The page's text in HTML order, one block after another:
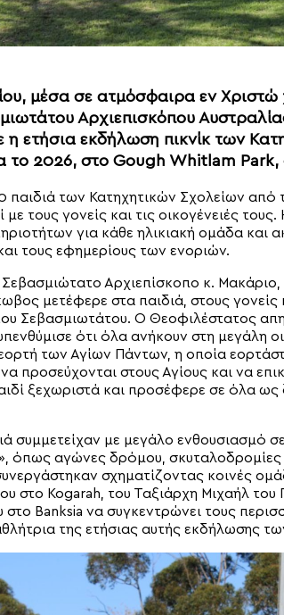
μέσα σε ατμόσφαιρα εν Χριστώ
Αρχιεπισκόπου
η ετήσια εκδήλωση πικνίκ των
το 2026, στο Gough Whitlam
των Κατηχητικών Σχολείων από
τους γονείς και τις οικογένειές
για κάθε ηλικιακή ομάδα και
τους εφημερίους των ενοριών.
Αρχιεπίσκοπο κ.
μετέφερε στα παιδιά, στους γονείς
Σεβασμιωτάτου. Ο Θεοφιλέστατος
ότι όλα ανήκουν στη μεγάλη
των Αγίων Πάντων, η οποία
προσεύχονται στους Αγίους και να
ξεχωριστά και προσέφερε σε όλα
συμμετείχαν με μεγάλο ενθουσιασμό
όπως αγώνες δρόμου, σκυταλοδρομίες
σχηματίζοντας κοινές
στο Kogarah, του Ταξιάρχη Μιχαήλ
Banksia να συγκεντρώνει τους
της ετήσιας αυτής εκδήλωσης